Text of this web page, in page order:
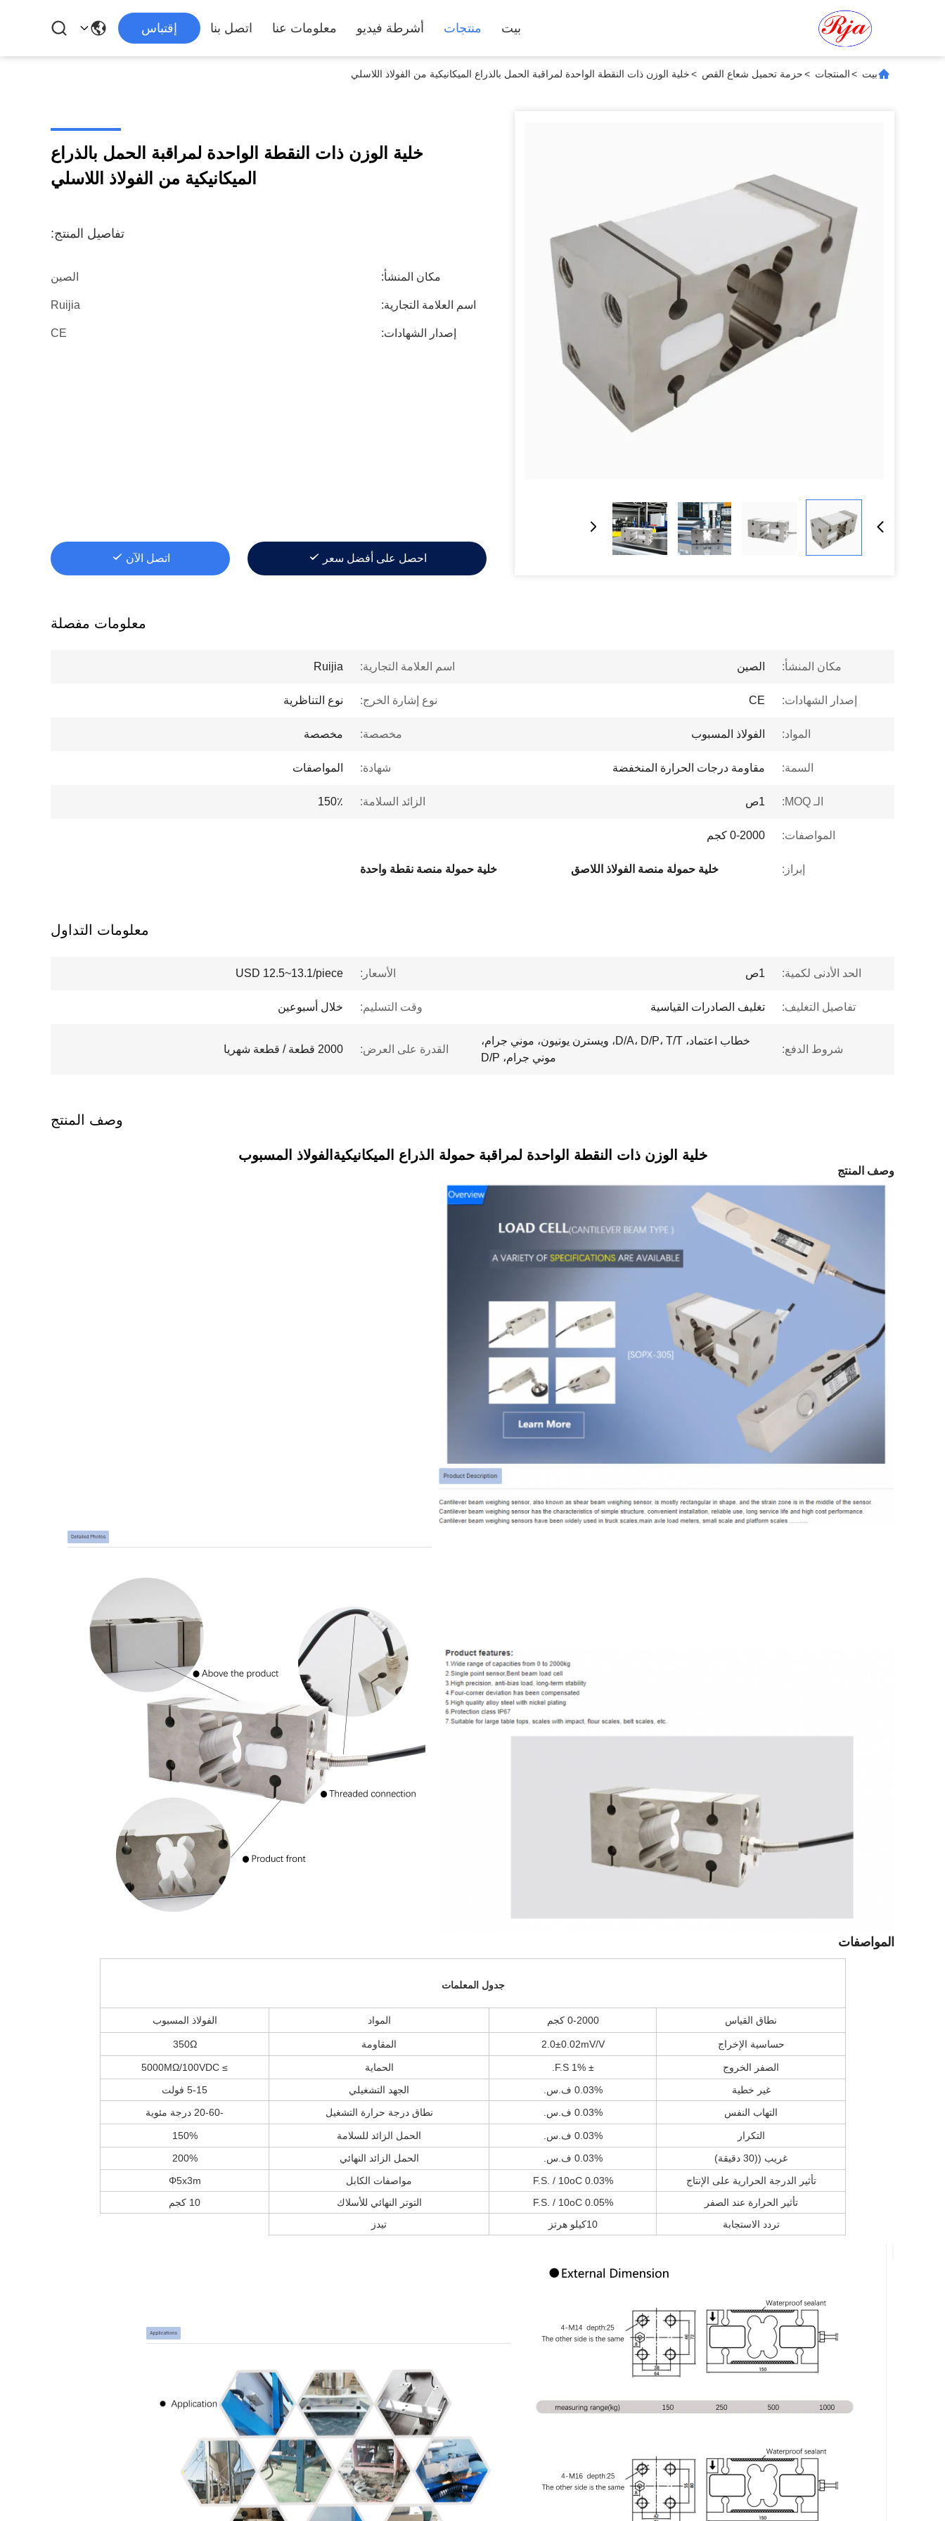
بيت منتجات أشرطة فيديو معلومات عنا اتصل بنا إقتباس
بيت >المنتجات >حزمة تحميل شعاع القص >خلية الوزن ذات النقطة الواحدة لمراقبة الحمل بالذراع الميكانيكية من الفولاذ اللاسلي
خلية الوزن ذات النقطة الواحدة لمراقبة الحمل بالذراع
الميكانيكية من الفولاذ اللاسلي
تفاصيل المنتج:
مكان المنشأ: الصين
اسم العلامة التجارية: Ruijia
إصدار الشهادات: CE
احصل على أفضل سعر اتصل الآن
معلومات مفصلة
مكان المنشأ: الصين اسم العلامة التجارية: Ruijia
إصدار الشهادات: CE نوع إشارة الخرج: نوع التناظرية
المواد: الفولاذ المسبوب مخصصة: مخصصة
السمة: مقاومة درجات الحرارة المنخفضة شهادة: المواصفات
الـ MOQ: 1ص الزائد السلامة: 150٪
المواصفات: 0-2000 كجم
إبراز: خلية حمولة منصة الفولاذ اللاصق خلية حمولة منصة نقطة واحدة
معلومات التداول
الحد الأدنى لكمية: 1ص الأسعار: USD 12.5~13.1/piece
تفاصيل التغليف: تغليف الصادرات القياسية وقت التسليم: خلال أسبوعين
شروط الدفع:
خطاب اعتماد، D/A، D/P، T/T، ويسترن يونيون، موني جرام،
موني جرام، D/P
القدرة على العرض: 2000 قطعة / قطعة شهريا
وصف المنتج
خلية الوزن ذات النقطة الواحدة لمراقبة حمولة الذراع الميكانيكية الفولاذ المسبوب
وصف المنتج
المواصفات
جدول المعلمات
نطاق القياس 0-2000 كجم المواد الفولاذ المسبوب
حساسية الإخراج 2.0±0.02mV/V المقاومة 350Ω
الصفر الخروج ± 1% F.S. الحماية
≥ 5000MΩ/100VDC
غير خطية
0.03% ف.س. الجهد التشغيلي
5-15 فولت
التهاب النفس
0.03% ف.س. نطاق درجة حرارة التشغيل -20-60 درجة مئوية
التكرار 0.03% ف.س. الحمل الزائد للسلامة
150%
غريب ((30 دقيقة)
0.03% ف.س. الحمل الزائد النهائي
200%
تأثير الدرجة الحرارية على الإنتاج
0.03% F.S. / 10oC مواصفات الكابل
Φ5x3m
تأثير الحرارة عند الصفر
0.05% F.S. / 10oC التوتر النهائي للأسلاك
10 كجم
تردد الاستجابة
10كيلو هرتز تيدز